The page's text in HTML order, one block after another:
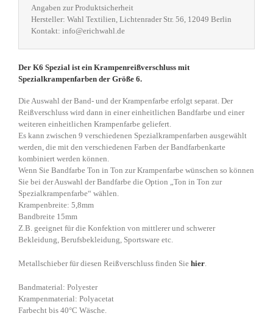
Angaben zur Produktsicherheit
Hersteller: Wahl Textilien, Lichtenrader Str. 56, 12049 Berlin
Kontakt: info@erichwahl.de
Der K6 Spezial ist ein Krampenreißverschluss mit
Spezialkrampenfarben der Größe 6.
Die Auswahl der Band- und der Krampenfarbe erfolgt separat. Der
Reißverschluss wird dann in einer einheitlichen Bandfarbe und einer
weiteren einheitlichen Krampenfarbe geliefert.
Es kann zwischen 9 verschiedenen Spezialkrampenfarben ausgewählt
werden, die mit den verschiedenen Farben der Bandfarbenkarte
kombiniert werden können.
Wenn Sie Bandfarbe Ton in Ton zur Krampenfarbe wünschen so können
Sie bei der Auswahl der Bandfarbe die Option „Ton in Ton zur
Spezialkrampenfarbe“ wählen.
Krampenbreite: 5,8mm
Bandbreite 15mm
Z.B. geeignet für die Konfektion von mittlerer und schwerer
Bekleidung, Berufsbekleidung, Sportsware etc.
Metallschieber für diesen Reißverschluss finden Sie hier.
Bandmaterial: Polyester
Krampenmaterial: Polyacetat
Farbecht bis 40°C Wäsche.